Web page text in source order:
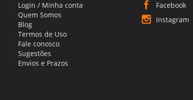
Login / Minha conta
Quem Somos
Blog
Termos de Uso
Fale conosco
Sugestões
Envios e Prazos
Facebook
Instagram